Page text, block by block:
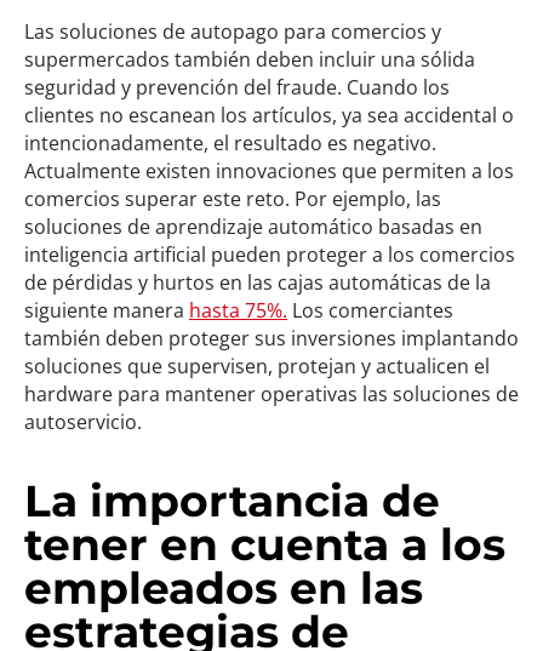
Las soluciones de autopago para comercios y
supermercados también deben incluir una sólida
seguridad y prevención del fraude. Cuando los
clientes no escanean los artículos, ya sea accidental o
intencionadamente, el resultado es negativo.
Actualmente existen innovaciones que permiten a los
comercios superar este reto. Por ejemplo, las
soluciones de aprendizaje automático basadas en
inteligencia artificial pueden proteger a los comercios
de pérdidas y hurtos en las cajas automáticas de la
siguiente manera hasta 75%. Los comerciantes
también deben proteger sus inversiones implantando
soluciones que supervisen, protejan y actualicen el
hardware para mantener operativas las soluciones de
autoservicio.
La importancia de
tener en cuenta a los
empleados en las
estrategias de